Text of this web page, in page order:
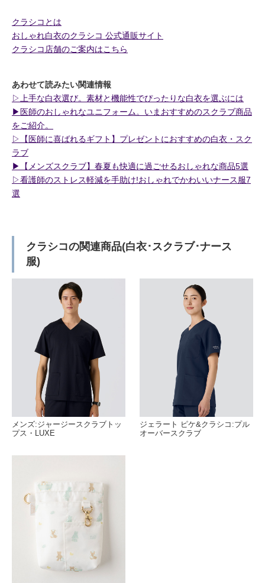
クラシコとは
おしゃれ白衣のクラシコ 公式通販サイト
クラシコ店舗のご案内はこちら
あわせて読みたい関連情報
▷上手な白衣選び。素材と機能性でぴったりな白衣を選ぶには
▶︎医師のおしゃれなユニフォーム。いまおすすめのスクラブ商品
をご紹介。
▷【医師に喜ばれるギフト】プレゼントにおすすめの白衣・スク
ラブ
▶︎【メンズスクラブ】春夏も快適に過ごせるおしゃれな商品5選
▷看護師のストレス軽減を手助け!おしゃれでかわいいナース服7
選
クラシコの関連商品(白衣･スクラブ･ナース
服)
メンズ:ジャージースクラブトッ
プス・LUXE
ジェラート ピケ&クラシコ:プル
オーバースクラブ